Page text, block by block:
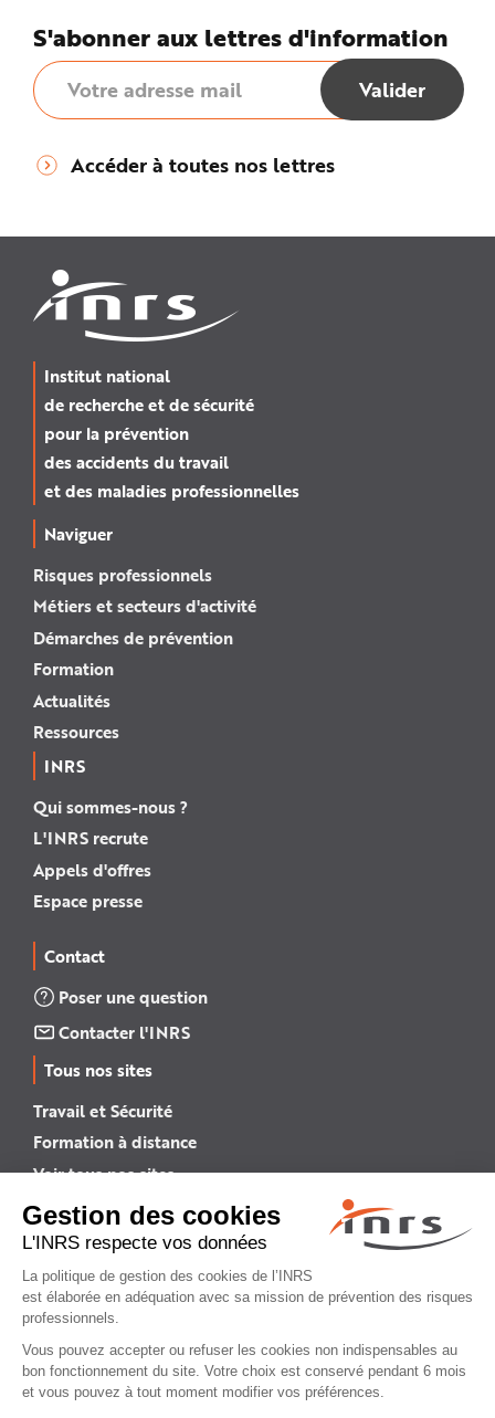
S'abonner aux lettres d'information
Accéder à toutes nos lettres
Institut national
de recherche et de sécurité
pour la prévention
des accidents du travail
et des maladies professionnelles
Naviguer
Risques professionnels
Métiers et secteurs d'activité
Démarches de prévention
Formation
Actualités
Ressources
INRS
Qui sommes-nous ?
L'INRS recrute
Appels d'offres
Espace presse
Contact
Poser une question
Contacter l'INRS
Tous nos sites
Travail et Sécurité
Formation à distance
Voir tous nos sites →
INRS English
INRS (english version)
Plan du site
Mentions légales